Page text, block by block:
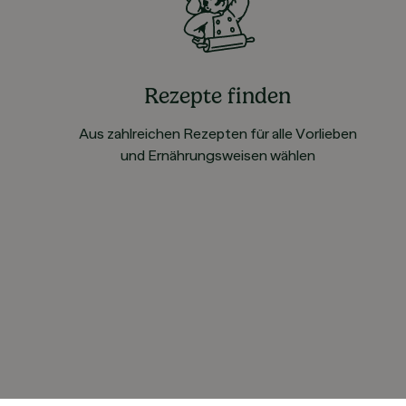
Rezepte finden
Aus zahlreichen Rezepten für alle Vorlieben
und Ernährungsweisen wählen